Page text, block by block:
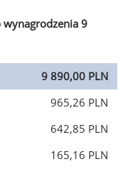
wynagrodzenia 9
9 890,00 PLN
965,26 PLN
642,85 PLN
165,16 PLN